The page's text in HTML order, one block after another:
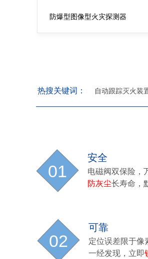
热搜关键词： 自动跟踪灭火装
01
安全
电磁阀双保险，
防灰尘长寿命，
02
可靠
定位误差限于像
一经发现，立即
防爆型图像型火灾探测器